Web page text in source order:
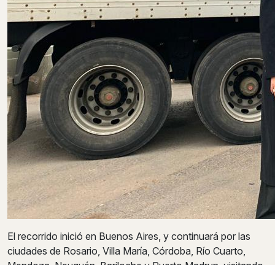
El recorrido inició en Buenos Aires, y continuará por las
ciudades de Rosario, Villa María, Córdoba, Río Cuarto,